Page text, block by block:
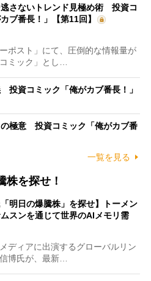
逃さないトレンド見極め術 投資コ
ブ番長！」【第11回】
ポスト」にて、圧倒的な情報量が
ミック」とし…
投資コミック「俺がカブ番長！」
極意 投資コミック「俺がカブ番
一覧を見る
株を探せ！
「明日の爆騰株」を探せ】トーメン
スンを通じて世界のAIメモリ需
ディアに出演するグローバルリン
博氏が、最新…